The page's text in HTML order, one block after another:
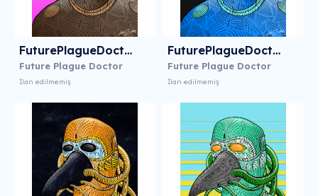
FuturePlagueDoctor 9
Future Plague Doctor
İlan edilmemiş
FuturePlagueDoctor10
Future Plague Doctor
İlan edilmemiş